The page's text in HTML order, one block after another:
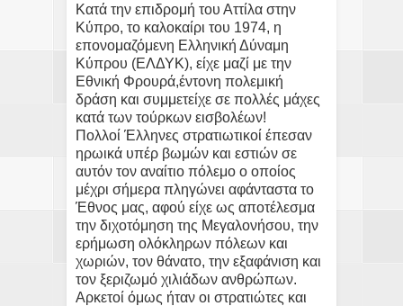
Κατά την επιδρομή του Αττίλα στην
Κύπρο, το καλοκαίρι του 1974, η
επονομαζόμενη Ελληνική Δύναμη
Κύπρου (ΕΛΔΥΚ), είχε μαζί με την
Εθνική Φρουρά,έντονη πολεμική
δράση και συμμετείχε σε πολλές μάχες
κατά των τούρκων εισβολέων!
Πολλοί Έλληνες στρατιωτικοί έπεσαν
ηρωικά υπέρ βωμών και εστιών σε
αυτόν τον αναίτιο πόλεμο ο οποίος
μέχρι σήμερα πληγώνει αφάνταστα το
Έθνος μας, αφού είχε ως αποτέλεσμα
την διχοτόμηση της Μεγαλονήσου, την
ερήμωση ολόκληρων πόλεων και
χωριών, τον θάνατο, την εξαφάνιση και
τον ξεριζωμό χιλιάδων ανθρώπων.
Αρκετοί όμως ήταν οι στρατιώτες και